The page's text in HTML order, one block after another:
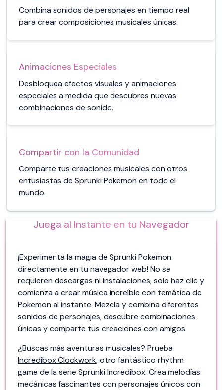
Combina sonidos de personajes en tiempo real
para crear composiciones musicales únicas.
Animaciones Especiales
Desbloquea efectos visuales y animaciones
especiales a medida que descubres nuevas
combinaciones de sonido.
Compartir con la Comunidad
Comparte tus creaciones musicales con otros
entusiastas de Sprunki Pokemon en todo el
mundo.
Juega al Instante en tu Navegador
¡Experimenta la magia de Sprunki Pokemon
directamente en tu navegador web! No se
requieren descargas ni instalaciones, solo haz clic y
comienza a crear música increíble con temática de
Pokemon al instante. Mezcla y combina diferentes
sonidos de personajes, descubre combinaciones
únicas y comparte tus creaciones con amigos.
¿Buscas más aventuras musicales? Prueba
Incredibox Clockwork, otro fantástico rhythm
game de la serie Sprunki Incredibox. Crea melodías
mecánicas fascinantes con personajes únicos con